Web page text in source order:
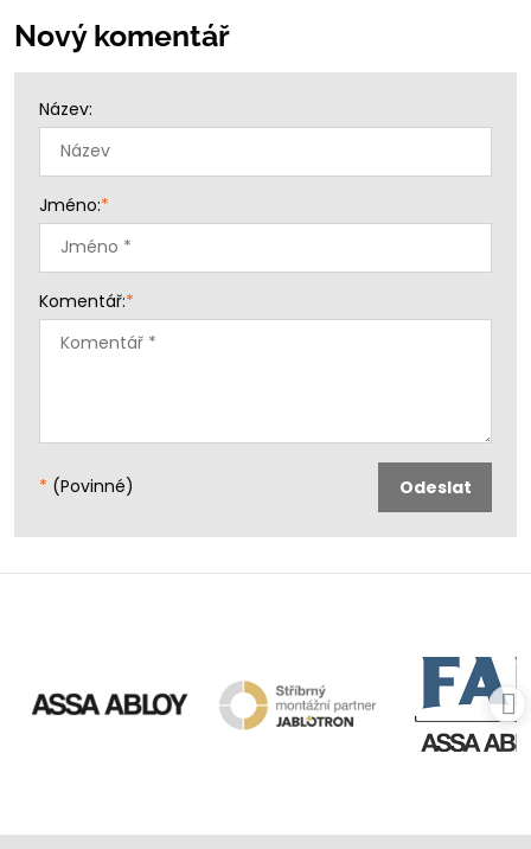
Nový komentář
Název:
Jméno:*
Komentář:*
* (Povinné) Odeslat